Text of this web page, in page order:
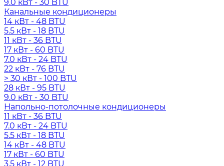
9.0 кВт - 30 BTU
Канальные кондиционеры
14 кВт - 48 BTU
5.5 кВт - 18 BTU
11 кВт - 36 BTU
17 кВт - 60 BTU
7.0 кВт - 24 BTU
22 кВт - 76 BTU
> 30 кВт - 100 BTU
28 кВт - 95 BTU
9.0 кВт - 30 BTU
Напольно-потолочные кондиционеры
11 кВт - 36 BTU
7.0 кВт - 24 BTU
5.5 кВт - 18 BTU
14 кВт - 48 BTU
17 кВт - 60 BTU
3.5 кВт - 12 BTU